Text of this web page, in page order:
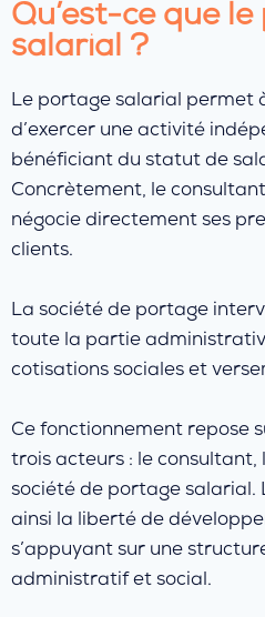
Qu’est-ce que
salarial ?
Le portage salarial permet
d’exercer une activité
bénéficiant du statut de
Concrètement, le
négocie directement ses
clients.
La société de portage
toute la partie
cotisations sociales et
Ce fonctionnement repose
trois acteurs : le consultant,
société de portage salarial.
ainsi la liberté de
s’appuyant sur une
administratif et social.